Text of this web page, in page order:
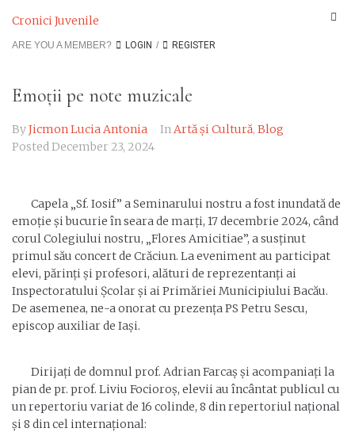
Cronici Juvenile
ARE YOU A MEMBER? LOGIN / REGISTER
Emoții pe note muzicale
ByJicmon Lucia Antonia InArtă și Cultură, Blog
PostedDecember 23, 2024
Capela „Sf. Iosif” a Seminarului nostru a fost inundată de
emoție și bucurie în seara de marți, 17 decembrie 2024, când
corul Colegiului nostru, „Flores Amicitiae”, a susținut
primul său concert de Crăciun. La eveniment au participat
elevi, părinți și profesori, alături de reprezentanți ai
Inspectoratului Școlar și ai Primăriei Municipiului Bacău.
De asemenea, ne-a onorat cu prezența PS Petru Sescu,
episcop auxiliar de Iași.
Dirijați de domnul prof. Adrian Farcaș și acompaniați la
pian de pr. prof. Liviu Focioroș, elevii au încântat publicul cu
un repertoriu variat de 16 colinde, 8 din repertoriul național
și 8 din cel internațional: